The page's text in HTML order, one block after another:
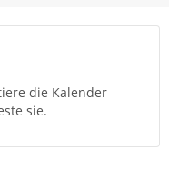
die Kalender
sie.